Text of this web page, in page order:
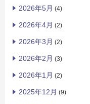
2026年5月 (4)
2026年4月 (2)
2026年3月 (2)
2026年2月 (3)
2026年1月 (2)
2025年12月 (9)